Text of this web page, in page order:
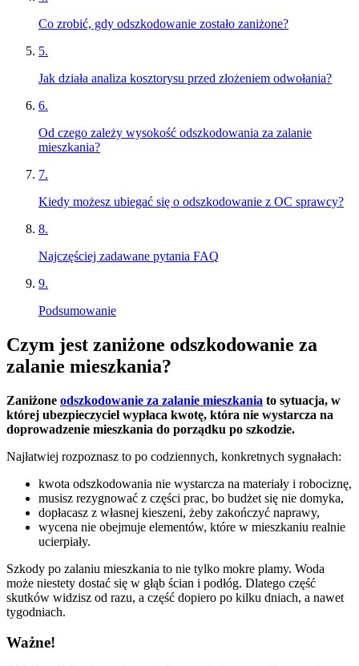
Co zrobić, gdy odszkodowanie zostało zaniżone?
5.
Jak działa analiza kosztorysu przed złożeniem odwołania?
6.
Od czego zależy wysokość odszkodowania za zalanie
mieszkania?
7.
Kiedy możesz ubiegać się o odszkodowanie z OC sprawcy?
8.
Najczęściej zadawane pytania FAQ
9.
Podsumowanie
Czym jest zaniżone odszkodowanie za
zalanie mieszkania?
Zaniżone odszkodowanie za zalanie mieszkania to sytuacja, w
której ubezpieczyciel wypłaca kwotę, która nie wystarcza na
doprowadzenie mieszkania do porządku po szkodzie.
Najłatwiej rozpoznasz to po codziennych, konkretnych sygnałach:
kwota odszkodowania nie wystarcza na materiały i robociznę,
musisz rezygnować z części prac, bo budżet się nie domyka,
dopłacasz z własnej kieszeni, żeby zakończyć naprawy,
wycena nie obejmuje elementów, które w mieszkaniu realnie
ucierpiały.
Szkody po zalaniu mieszkania to nie tylko mokre plamy. Woda
może niestety dostać się w głąb ścian i podłóg. Dlatego część
skutków widzisz od razu, a część dopiero po kilku dniach, a nawet
tygodniach.
Ważne!